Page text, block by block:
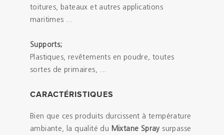
toitures, bateaux et autres applications
maritimes ...
Supports;
Plastiques, revêtements en poudre, toutes
sortes de primaires, ...
CARACTÉRISTIQUES
Bien que ces produits durcissent à température
ambiante, la qualité du Mixtane Spray surpasse